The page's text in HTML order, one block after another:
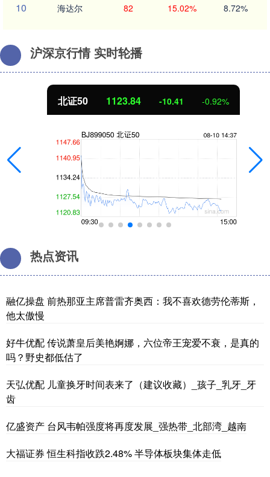
10 海达尔 82 15.02% 8.72%
沪深京行情 实时轮播
北证50 1123.84 -10.41 -0.92%
热点资讯
融亿操盘 前热那亚主席普雷齐奥西：我不喜欢德劳伦蒂斯，
他太傲慢
好牛优配 传说萧皇后美艳婀娜，六位帝王宠爱不衰，是真的
吗？野史都低估了
天弘优配 儿童换牙时间表来了（建议收藏）_孩子_乳牙_牙
齿
亿盛资产 台风韦帕强度将再度发展_强热带_北部湾_越南
大福证券 恒生科指收跌2.48% 半导体板块集体走低